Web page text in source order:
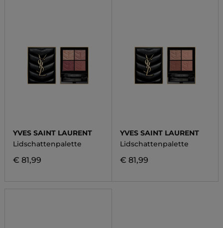
YVES SAINT LAURENT
Lidschattenpalette
€ 81,99
YVES SAINT LAURENT
Lidschattenpalette
€ 81,99